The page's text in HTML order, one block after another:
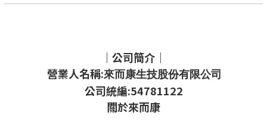
｜公司簡介｜
營業人名稱:來而康生技股份有限公司
公司統編:54781122
關於來而康